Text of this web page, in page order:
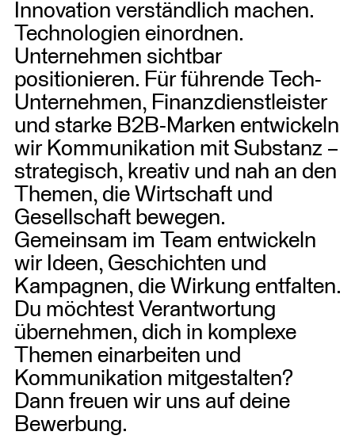
Innovation verständlich machen.
Technologien einordnen.
Unternehmen sichtbar
positionieren. Für führende Tech-
Unternehmen, Finanzdienstleister
und starke B2B-Marken entwickeln
wir Kommunikation mit Substanz –
strategisch, kreativ und nah an den
Themen, die Wirtschaft und
Gesellschaft bewegen.
Gemeinsam im Team entwickeln
wir Ideen, Geschichten und
Kampagnen, die Wirkung entfalten.
Du möchtest Verantwortung
übernehmen, dich in komplexe
Themen einarbeiten und
Kommunikation mitgestalten?
Dann freuen wir uns auf deine
Bewerbung.